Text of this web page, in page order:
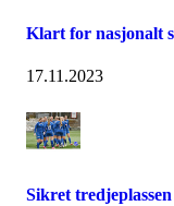
Klart for nasjonalt
17.11.2023
Sikret